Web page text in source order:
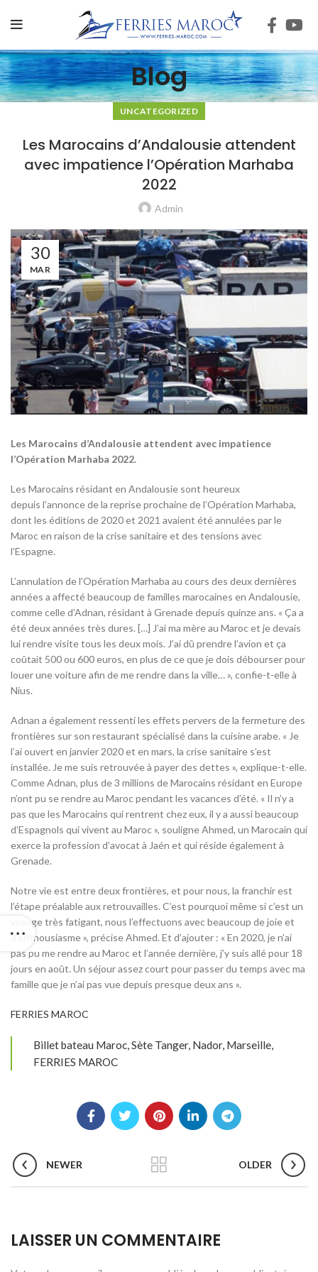
Blog
UNCATEGORIZED
Les Marocains d’Andalousie attendent
avec impatience l’Opération Marhaba
2022
Admin
30
MAR
Les Marocains d’Andalousie attendent avec impatience
l’Opération Marhaba 2022.
Les Marocains résidant en Andalousie sont heureux
depuis l’annonce de la reprise prochaine de l’Opération Marhaba,
dont les éditions de 2020 et 2021 avaient été annulées par le
Maroc en raison de la crise sanitaire et des tensions avec
l’Espagne.
L’annulation de l’Opération Marhaba au cours des deux dernières
années a affecté beaucoup de familles marocaines en Andalousie,
comme celle d’Adnan, résidant à Grenade depuis quinze ans. « Ça a
été deux années très dures. […] J’ai ma mère au Maroc et je devais
lui rendre visite tous les deux mois. J’ai dû prendre l’avion et ça
coûtait 500 ou 600 euros, en plus de ce que je dois débourser pour
louer une voiture afin de me rendre dans la ville… », confie-t-elle à
Nius.
Adnan a également ressenti les effets pervers de la fermeture des
frontières sur son restaurant spécialisé dans la cuisine arabe. « Je
l’ai ouvert en janvier 2020 et en mars, la crise sanitaire s’est
installée. Je me suis retrouvée à payer des dettes », explique-t-elle.
Comme Adnan, plus de 3 millions de Marocains résidant en Europe
n’ont pu se rendre au Maroc pendant les vacances d’été. « Il n’y a
pas que les Marocains qui rentrent chez eux, il y a aussi beaucoup
d’Espagnols qui vivent au Maroc », souligne Ahmed, un Marocain qui
exerce la profession d’avocat à Jaén et qui réside également à
Grenade.
Notre vie est entre deux frontières, et pour nous, la franchir est
l’étape préalable aux retrouvailles. C’est pourquoi même si c’est un
voyage très fatigant, nous l’effectuons avec beaucoup de joie et
d’enthousiasme », précise Ahmed. Et d’ajouter : « En 2020, je n’ai
pas pu me rendre au Maroc et l’année dernière, j’y suis allé pour 18
jours en août. Un séjour assez court pour passer du temps avec ma
famille que je n’ai pas vue depuis presque deux ans ».
FERRIES MAROC
Billet bateau Maroc, Sète Tanger, Nador, Marseille,
FERRIES MAROC
NEWER OLDER
LAISSER UN COMMENTAIRE